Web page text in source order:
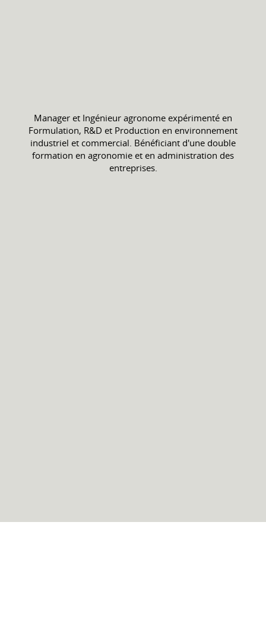
Manager et Ingénieur agronome expérimenté en
Formulation, R&D et Production en environnement
industriel et commercial. Bénéficiant d'une double
formation en agronomie et en administration des
entreprises.